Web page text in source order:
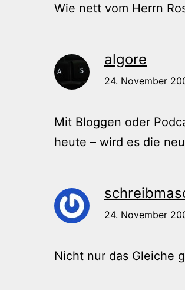
Wie nett vom Herrn
algore
24. November
Mit Bloggen oder
heute – wird es die
24. November
Nicht nur das Gleiche